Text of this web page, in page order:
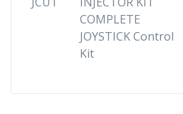
COMPLETE
JOYSTICK Control
Kit